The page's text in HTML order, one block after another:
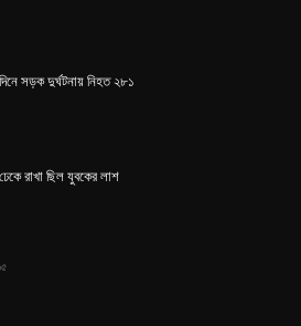
সড়ক দুর্ঘটনায় নিহত ২৮১
ঢেকে রাখা ছিল যুবকের লাশ